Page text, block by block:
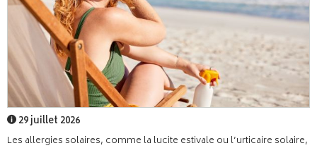
29 juillet 2026
Les allergies solaires, comme la lucite estivale ou l’urticaire solaire,